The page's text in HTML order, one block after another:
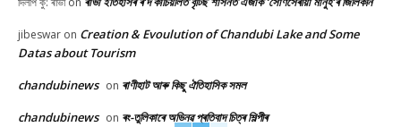
jibeswar on Creation & Evoulution of Chandubi Lake and Some
Datas about Tourism
chandubinews on ৰাণীহাট আৰু কিছু ঐতিহাসিক সমল
chandubinews on ৰং-তুলিকাৰে অভিনৱ প্ৰতিবাদ চিত্ৰ শিল্পীৰ